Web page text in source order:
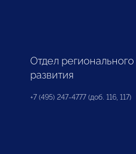
Отдел регионального
развития
+7 (495) 247-4777 (доб. 116, 117)